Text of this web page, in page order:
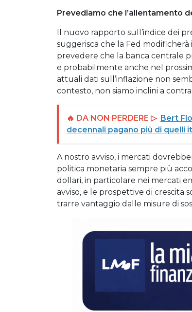
Prevediamo che l’allentamento
Il nuovo rapporto sull’indice dei
suggerisca che la Fed
prevedere che la banca centrale
e probabilmente anche nel
attuali dati sull’inflazione non
contesto, non siamo inclini a
🔥 DA NON PERDERE ▷ Bert
decennali pagano più di quelli
A nostro avviso, i mercati
politica monetaria sempre più
dollari, in particolare nei mercati
avviso, e le prospettive di crescita
trarre vantaggio dalle misure di